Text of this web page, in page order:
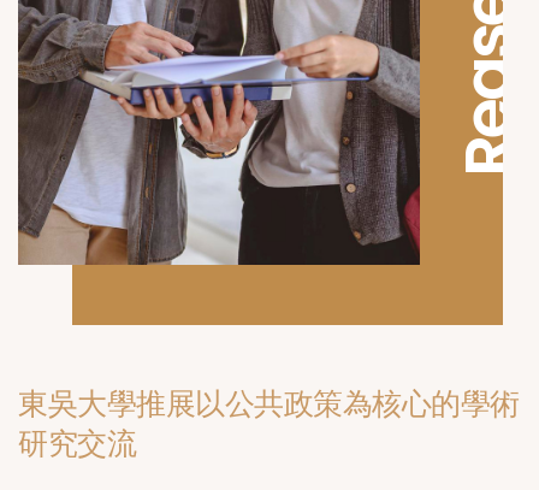
東吳大學推展以公共政策為核心的學術
研究交流